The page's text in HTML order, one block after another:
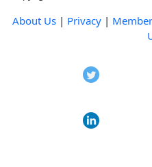
About Us | Privacy |